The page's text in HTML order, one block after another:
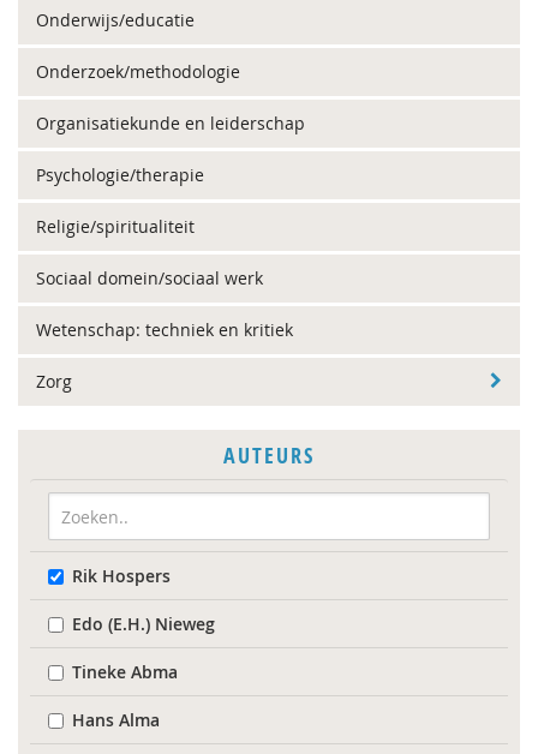
Onderwijs/educatie
Onderzoek/methodologie
Organisatiekunde en leiderschap
Psychologie/therapie
Religie/spiritualiteit
Sociaal domein/sociaal werk
Wetenschap: techniek en kritiek
Zorg
AUTEURS
Rik Hospers
Edo (E.H.) Nieweg
Tineke Abma
Hans Alma